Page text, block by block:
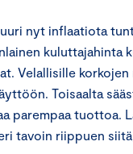
nyt inflaatiota
kuluttajahinta
Velallisille korkojen
Toisaalta
parempaa tuottoa.
tavoin riippuen